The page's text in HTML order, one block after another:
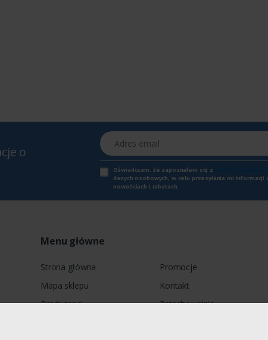
o
Adres email
Oświadczam, że zapoznałem się z
danych osobowych, w celu przesyłania mi
nowościach i rabatach.
Menu główne
Strona główna
Mapa sklepu
Producenci
Promocje
Kontakt
Przechowalnia